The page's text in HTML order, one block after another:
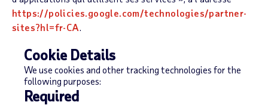
https://policies.google.com/technologies/partner-
sites?hl=fr-CA.
Cookie Details
We use cookies and other tracking technologies for the
following purposes:
Required